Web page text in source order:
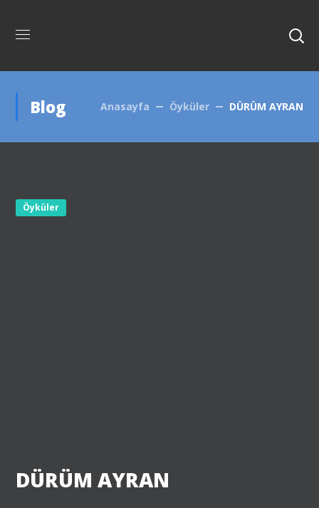
Blog Anasayfa Öyküler DÜRÜM AYRAN
Öyküler
DÜRÜM AYRAN